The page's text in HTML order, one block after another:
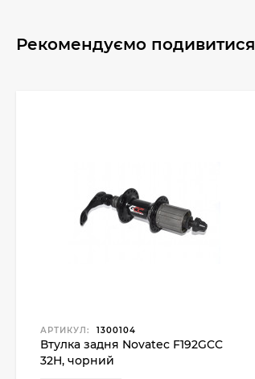
Рекомендуємо подивитися
АРТИКУЛ: 1300104
Втулка задня Novatec F192GCC
32H, чорний